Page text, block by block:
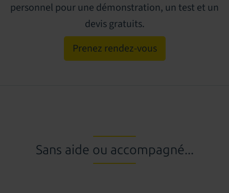
personnel pour une démonstration, un test et un
devis gratuits.
Prenez rendez-vous
Sans aide ou accompagné...